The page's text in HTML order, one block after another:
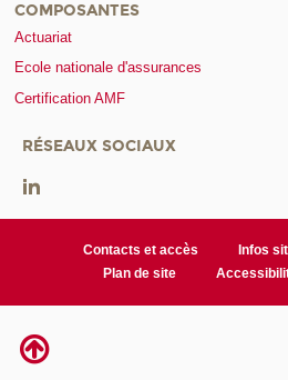
COMPOSANTES
Actuariat
Ecole nationale d'assurances
Certification AMF
RÉSEAUX SOCIAUX
Contacts et accès Infos
Plan de site